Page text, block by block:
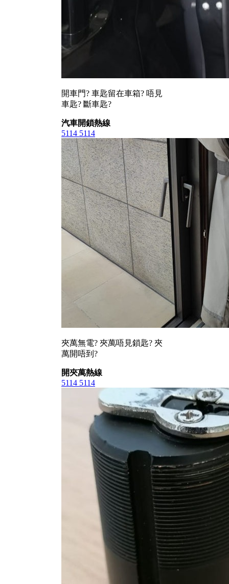
開車門? 車匙留在車箱? 唔見
車匙? 斷車匙?
汽車開鎖熱線
5114 5114
夾萬無電? 夾萬唔見鎖匙? 夾
萬開唔到?
開夾萬熱線
5114 5114